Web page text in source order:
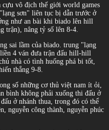
vô địch thế giới world games
sơn" liên tục bị dẫn trước ở
như an bài khi biado lên hill
trận), nâng tỷ số lên 8-4.
sai lầm của biado. trung "lạng
4 ván đưa trận đấu hill-hill
nhà có tình huống phá bi tốt,
thắng 9-8.
số những cơ thủ việt nam ít ỏi,
bình không phải xuống thi đấu ở
ở nhánh thua, trong đó có thể
nguyễn công thành, nguyễn phúc